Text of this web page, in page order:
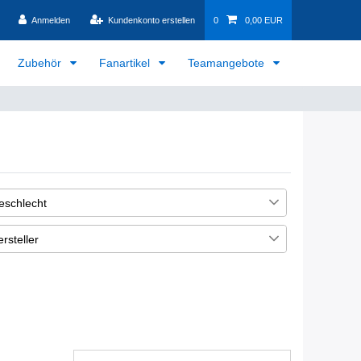
Anmelden Kundenkonto erstellen 0 0,00 EUR
Zubehör Fanartikel Teamangebote
/ Herren